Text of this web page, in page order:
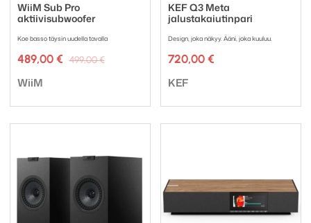
WiiM Sub Pro
aktiivisubwoofer
Koe basso täysin uudella tavalla
499,00€Alkuperäinen
489,00 €
Nykyinen
Tuotemerkki:
WiiM
KEF Q3 Meta
jalustakaiutinpari
Design, joka näkyy. Ääni, joka kuuluu.
720,00 €
Tuotemerkki:
KEF